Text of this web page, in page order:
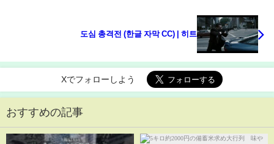
도심 총격전 (한글 자막 CC) | 히트
Xでフォローしよう
おすすめの記事